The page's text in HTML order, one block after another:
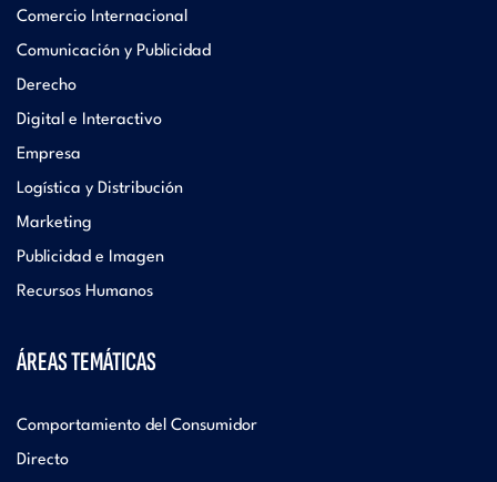
Comercio Internacional
Comunicación y Publicidad
Derecho
Digital e Interactivo
Empresa
Logística y Distribución
Marketing
Publicidad e Imagen
Recursos Humanos
ÁREAS TEMÁTICAS
Comportamiento del Consumidor
Directo